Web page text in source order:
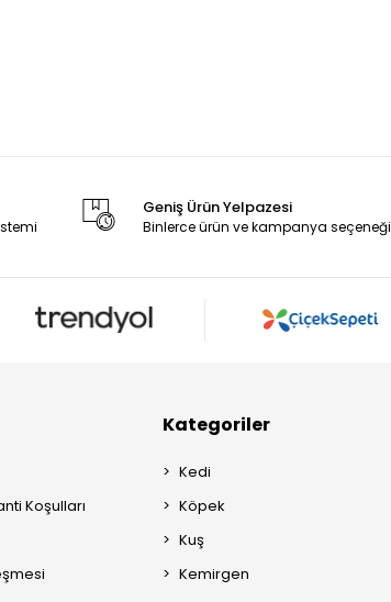
Geniş Ürün Yelpazesi
Binlerce ürün ve kampanya seçeneği
Koşulları
Kategoriler
Kedi
Köpek
Kuş
Kemirgen